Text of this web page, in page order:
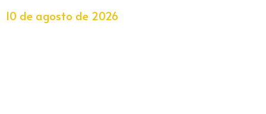
10 de agosto de 2026